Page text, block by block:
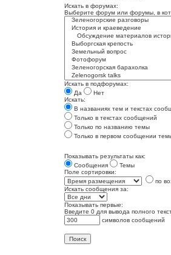
Искать в форумах:
Выберите форум или форумы, в
Искать в подфорумах:
Да
Нет
Искать:
В названиях тем и текстах
Только в текстах сообщений
Только по названию темы
Только в первом сообщении
Показывать результаты как:
Сообщения
Темы
Поле сортировки:
по
Искать сообщения за:
Показывать первые:
Введите 0 для вывода полного
символов сообщений